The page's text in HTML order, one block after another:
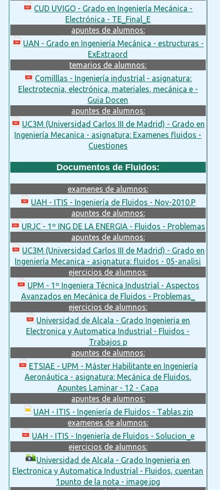
CUD UVIGO - Grado en Ingeniería Mecánica -
Electrónica - TE_Final_E
apuntes de alumnos:
UAN - Grado en Ingeniería Mecánica - estructuras -
ExExtraord
temarios de alumnos:
Comilllas - Ingeniería industrial - asignatura:
Electrotecnia, electrónica, materiales, mecánica e -
Guia Docen
apuntes de alumnos:
UC3M (Universidad Carlos III de Madrid) - Grado en
Ingeniería Mecanica - asignatura: Examenes fluidos -
Cuestiones
Documentos de Fluidos:
examenes de alumnos:
UAH - ITIS - Ingeniería de Fluidos - Nov-2010.P
apuntes de alumnos:
URJC - 1º ING DE LA ENERGIA - Fluidos - Problemas
apuntes de alumnos:
UC3M (Universidad Carlos III de Madrid) - Grado en
Ingeniería Mecanica - asignatura: fluidos - 05-analisi
ejercicios de alumnos:
UPM - 1º Ingeniera Técnica Industrial - Aspectos
Avanzados en Mecánica de Fluidos - Problemas_
ejercicios de alumnos:
Universidad de Alcala - Grado Ingenieria en
Electronica y Automatica Industrial - Fluidos -
Trabajos p
apuntes de alumnos:
ETSIAE - UPM - Máster Habilitante en Ingeniería
Aeronáutica - asignatura: Mecánica de Fluidos.
Apuntes Laminar - 12 - Capa
apuntes de alumnos:
UAH - ITIS - Ingeniería de Fluidos - Tablas.zip
examenes de alumnos:
UAH - ITIS - Ingeniería de Fluidos - Solucion_e
ejercicios de alumnos:
Universidad de Alcala - Grado Ingenieria en
Electronica y Automatica Industrial - Fluidos, cuentan
1punto de la nota - image.jpg